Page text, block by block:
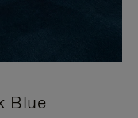
Blue